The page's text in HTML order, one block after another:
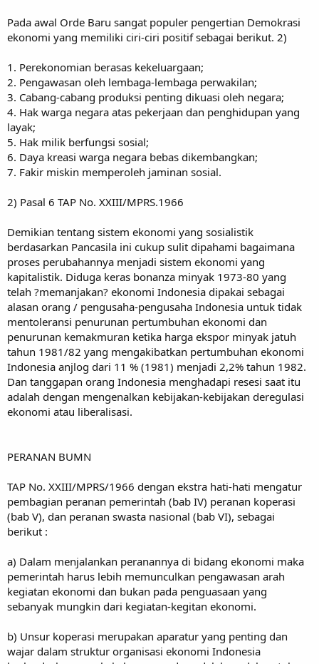
Pada awal Orde Baru sangat populer pengertian Demokrasi
ekonomi yang memiliki ciri-ciri positif sebagai berikut. 2)
1. Perekonomian berasas kekeluargaan;
2. Pengawasan oleh lembaga-lembaga perwakilan;
3. Cabang-cabang produksi penting dikuasi oleh negara;
4. Hak warga negara atas pekerjaan dan penghidupan yang
layak;
5. Hak milik berfungsi sosial;
6. Daya kreasi warga negara bebas dikembangkan;
7. Fakir miskin memperoleh jaminan sosial.
2) Pasal 6 TAP No. XXIII/MPRS.1966
Demikian tentang sistem ekonomi yang sosialistik
berdasarkan Pancasila ini cukup sulit dipahami bagaimana
proses perubahannya menjadi sistem ekonomi yang
kapitalistik. Diduga keras bonanza minyak 1973-80 yang
telah ?memanjakan? ekonomi Indonesia dipakai sebagai
alasan orang / pengusaha-pengusaha Indonesia untuk tidak
mentoleransi penurunan pertumbuhan ekonomi dan
penurunan kemakmuran ketika harga ekspor minyak jatuh
tahun 1981/82 yang mengakibatkan pertumbuhan ekonomi
Indonesia anjlog dari 11 % (1981) menjadi 2,2% tahun 1982.
Dan tanggapan orang Indonesia menghadapi resesi saat itu
adalah dengan mengenalkan kebijakan-kebijakan deregulasi
ekonomi atau liberalisasi.
PERANAN BUMN
TAP No. XXIII/MPRS/1966 dengan ekstra hati-hati mengatur
pembagian peranan pemerintah (bab IV) peranan koperasi
(bab V), dan peranan swasta nasional (bab VI), sebagai
berikut :
a) Dalam menjalankan peranannya di bidang ekonomi maka
pemerintah harus lebih memunculkan pengawasan arah
kegiatan ekonomi dan bukan pada penguasaan yang
sebanyak mungkin dari kegiatan-kegitan ekonomi.
b) Unsur koperasi merupakan aparatur yang penting dan
wajar dalam struktur organisasi ekonomi Indonesia